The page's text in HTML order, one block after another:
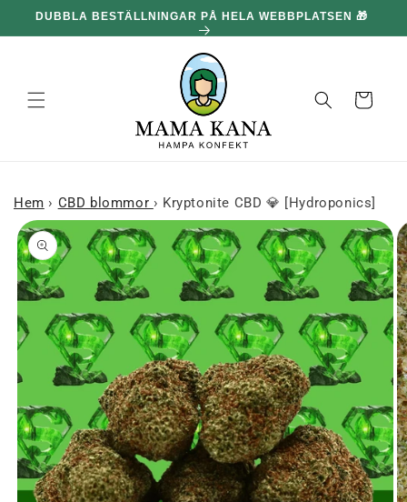
och gå
DUBBLA BESTÄLLNINGAR PÅ HELA WEBBPLATSEN 🎁
Korg
Hem › CBD blommor › Kryptonite CBD 💎 [Hydroponics]
till